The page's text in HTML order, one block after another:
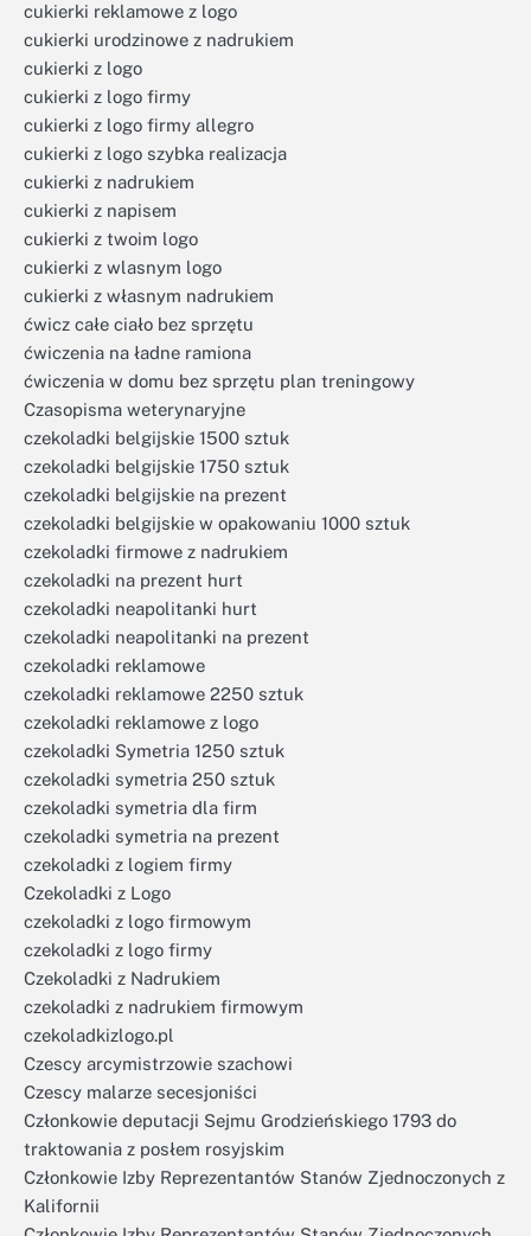
cukierki reklamowe z logo
cukierki urodzinowe z nadrukiem
cukierki z logo
cukierki z logo firmy
cukierki z logo firmy allegro
cukierki z logo szybka realizacja
cukierki z nadrukiem
cukierki z napisem
cukierki z twoim logo
cukierki z wlasnym logo
cukierki z własnym nadrukiem
ćwicz całe ciało bez sprzętu
ćwiczenia na ładne ramiona
ćwiczenia w domu bez sprzętu plan treningowy
Czasopisma weterynaryjne
czekoladki belgijskie 1500 sztuk
czekoladki belgijskie 1750 sztuk
czekoladki belgijskie na prezent
czekoladki belgijskie w opakowaniu 1000 sztuk
czekoladki firmowe z nadrukiem
czekoladki na prezent hurt
czekoladki neapolitanki hurt
czekoladki neapolitanki na prezent
czekoladki reklamowe
czekoladki reklamowe 2250 sztuk
czekoladki reklamowe z logo
czekoladki Symetria 1250 sztuk
czekoladki symetria 250 sztuk
czekoladki symetria dla firm
czekoladki symetria na prezent
czekoladki z logiem firmy
Czekoladki z Logo
czekoladki z logo firmowym
czekoladki z logo firmy
Czekoladki z Nadrukiem
czekoladki z nadrukiem firmowym
czekoladkizlogo.pl
Czescy arcymistrzowie szachowi
Czescy malarze secesjoniści
Członkowie deputacji Sejmu Grodzieńskiego 1793 do
traktowania z posłem rosyjskim
Członkowie Izby Reprezentantów Stanów Zjednoczonych z
Kalifornii